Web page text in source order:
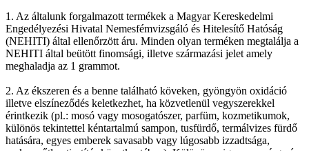
1. Az általunk forgalmazott termékek a Magyar Kereskedelmi
Engedélyezési Hivatal Nemesfémvizsgáló és Hitelesítő Hatóság
(NEHITI) által ellenőrzött áru. Minden olyan terméken megtalálja a
NEHITI által beütött finomsági, illetve származási jelet amely
meghaladja az 1 grammot.
2. Az ékszeren és a benne található köveken, gyöngyön oxidáció
illetve elszíneződés keletkezhet, ha közvetlenül vegyszerekkel
érintkezik (pl.: mosó vagy mosogatószer, parfüm, kozmetikumok,
különös tekintettel kéntartalmú sampon, tusfürdő, termálvizes fürdő
hatására, egyes emberek savasabb vagy lúgosabb izzadtsága,